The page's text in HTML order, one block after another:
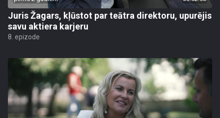
Juris Žagars, kļūstot par teātra direktoru, upurējis
savu aktiera karjeru
8. epizode